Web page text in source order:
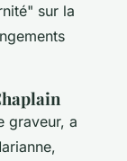
sur la
graveur, a